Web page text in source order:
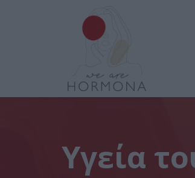
Υγεία